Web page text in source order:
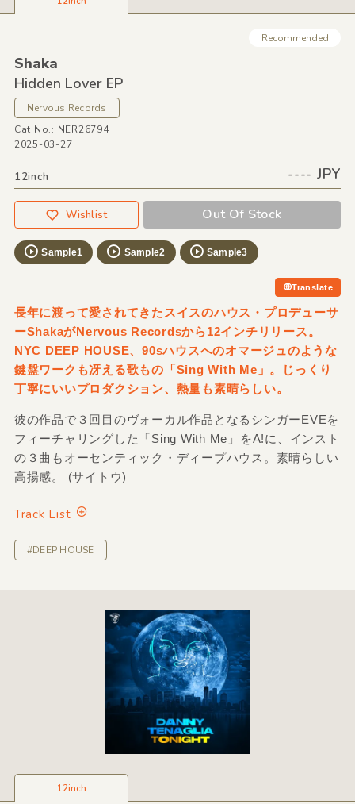
Recommended
Shaka
Hidden Lover EP
Nervous Records
Cat No.: NER26794
2025-03-27
12inch ---- JPY
Wishlist Out Of Stock
Sample1 Sample2 Sample3
Translate
長年に渡って愛されてきたスイスのハウス・プロデューサ
ーShakaがNervous Recordsから12インチリリース。
NYC DEEP HOUSE、90sハウスへのオマージュのような
鍵盤ワークも冴える歌もの「Sing With Me」。じっくり
丁寧にいいプロダクション、熱量も素晴らしい。
彼の作品で３回目のヴォーカル作品となるシンガーEVEを
フィーチャリングした「Sing With Me」をA!に、インスト
の３曲もオーセンティック・ディープハウス。素晴らしい
高揚感。 (サイトウ)
Track List
#DEEP HOUSE
12inch